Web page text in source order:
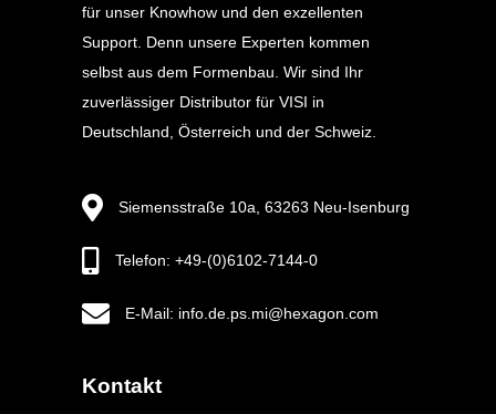
für unser Knowhow und den exzellenten
Support. Denn unsere Experten kommen
selbst aus dem Formenbau. Wir sind Ihr
zuverlässiger Distributor für VISI in
Deutschland, Österreich und der Schweiz.
Siemensstraße 10a, 63263 Neu-Isenburg
Telefon: +49-(0)6102-7144-0
E-Mail: info.de.ps.mi@hexagon.com
Kontakt